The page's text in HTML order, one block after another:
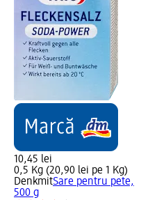
10,45 lei
0,5 Kg (20,90 lei pe 1 Kg)
DenkmitSare pentru pete,
500 g